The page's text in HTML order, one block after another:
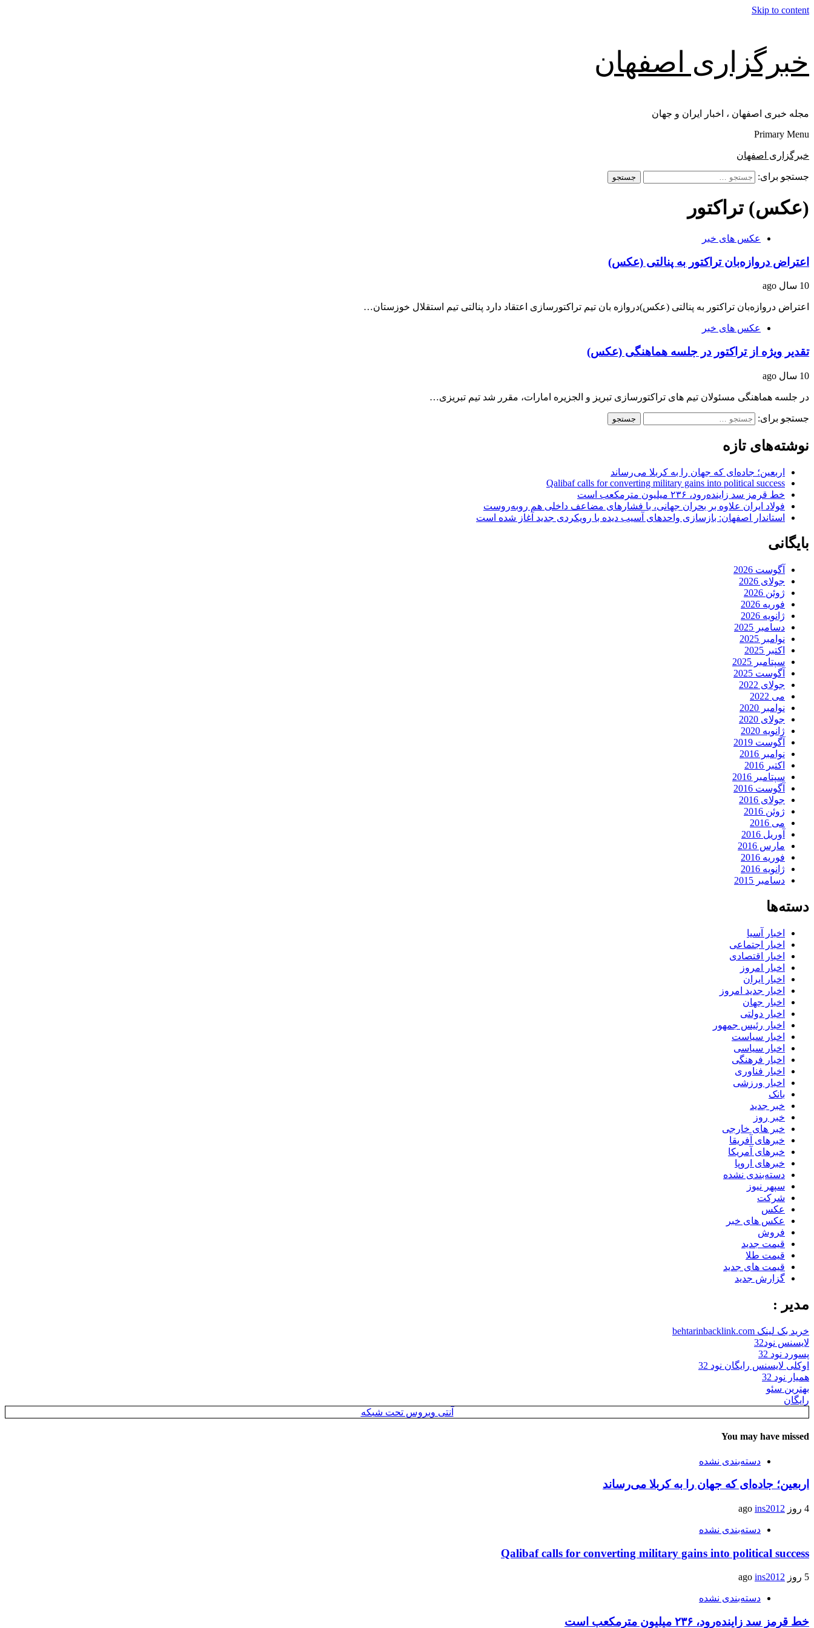
Skip to content
خبرگزاری اصفهان
مجله خبری اصفهان ، اخبار ایران و جهان
Primary Menu
خبرگزاری اصفهان
جستجو برای:
(عکس) تراکتور
عکس های خبر
اعتراض دروازه‌بان تراکتور به پنالتی (عکس)
10 سال ago
اعتراض دروازه‌بان تراکتور به پنالتی (عکس)دروازه بان تیم تراکتورسازی اعتقاد دارد پنالتی تیم استقلال خوزستان…
عکس های خبر
تقدیر ویژه از تراکتور در جلسه هماهنگی (عکس)
10 سال ago
در جلسه هماهنگی مسئولان تیم های تراکتورسازی تبریز و الجزیره امارات، مقرر شد تیم تبریزی…
جستجو برای:
نوشته‌های تازه
اربعین؛ جاده‌ای که جهان را به کربلا می‌رساند
Qalibaf calls for converting military gains into political success
خط قرمز سد زاینده‌رود، ۲۳۶ میلیون مترمکعب است
فولاد ایران علاوه بر بحران جهانی، با فشارهای مضاعف داخلی هم روبه‌روست
استاندار اصفهان: بازسازی واحدهای آسیب دیده با رویکردی جدید آغاز شده است
بایگانی
آگوست 2026
جولای 2026
ژوئن 2026
فوریه 2026
ژانویه 2026
دسامبر 2025
نوامبر 2025
اکتبر 2025
سپتامبر 2025
آگوست 2025
جولای 2022
می 2022
نوامبر 2020
جولای 2020
ژانویه 2020
آگوست 2019
نوامبر 2016
اکتبر 2016
سپتامبر 2016
آگوست 2016
جولای 2016
ژوئن 2016
می 2016
آوریل 2016
مارس 2016
فوریه 2016
ژانویه 2016
دسامبر 2015
دسته‌ها
اخبار آسیا
اخبار اجتماعی
اخبار اقتصادی
اخبار امروز
اخبار ایران
اخبار جدید امروز
اخبار جهان
اخبار دولتی
اخبار رئیس جمهور
اخبار سیاست
اخبار سیاسی
اخبار فرهنگی
اخبار فناوری
اخبار ورزشی
بانک
خبر جدید
خبر روز
خبر های خارجی
خبرهای آفریقا
خبرهای آمریکا
خبرهای اروپا
دسته‌بندی نشده
سپهر نیوز
شرکت
عکس
عکس های خبر
فروش
قیمت جدید
قیمت طلا
قیمت های جدید
گزارش جدید
مدیر :
خرید بک لینک behtarinbacklink.com
لایسنس نود32
پسورد نود 32
اوکلی لایسنس رایگان نود 32
همیار نود 32
بهترین سئو
رایگان
آنتی ویروس تحت شبکه
You may have missed
دسته‌بندی نشده
اربعین؛ جاده‌ای که جهان را به کربلا می‌رساند
4 روز ago ins2012
دسته‌بندی نشده
Qalibaf calls for converting military gains into political success
5 روز ago ins2012
دسته‌بندی نشده
خط قرمز سد زاینده‌رود، ۲۳۶ میلیون مترمکعب است